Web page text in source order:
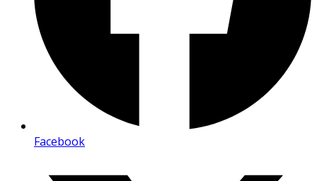
Facebook